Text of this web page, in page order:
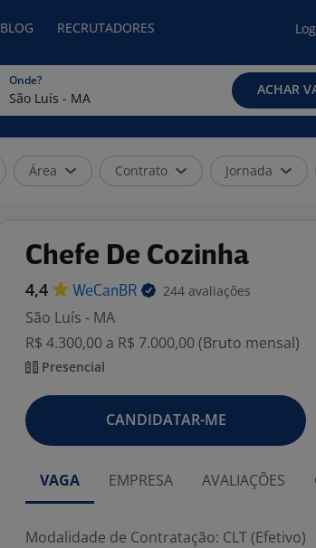
BLOG RECRUTADORES
Onde?
ACHAR
Área Contrato Jornada
Chefe De Cozinha
4,4 WeCanBR 244 avaliações
São Luís - MA
R$ 4.300,00 a R$ 7.000,00 (Bruto mensal)
Presencial
CANDIDATAR-ME
VAGA EMPRESA AVALIAÇÕES
Modalidade de Contratação: CLT (Efetivo)